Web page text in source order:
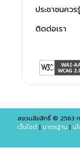
ประชาชนควร
ติดต่อเรา
สงวนลิขสิทธิ์ © 2563
เว็บไซต์| มาตรฐาน | น